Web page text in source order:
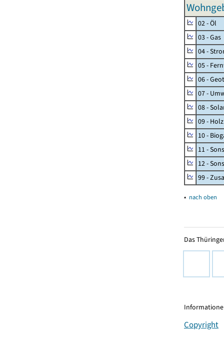
02 - Öl
03 - Gas
04 -
05 -
06 -
07 -
08 -
09 - Holz
10 -
11 -
12 -
99 -
▴ nach oben
Das
Copyright